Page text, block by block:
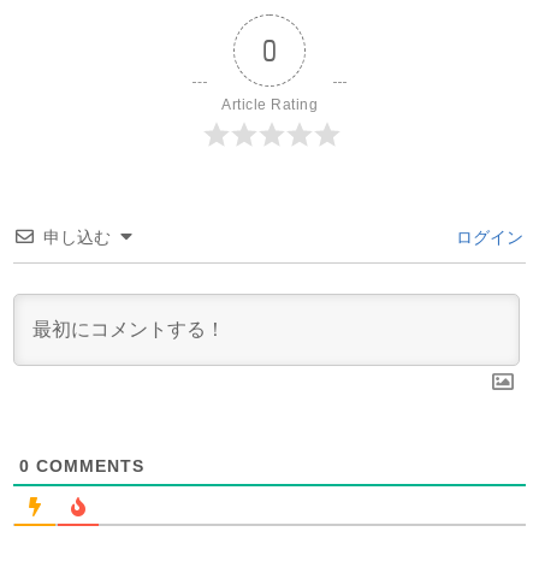
0
Article Rating
申し込む ログイン
0 COMMENTS